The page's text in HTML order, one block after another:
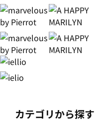
カテゴリから探す